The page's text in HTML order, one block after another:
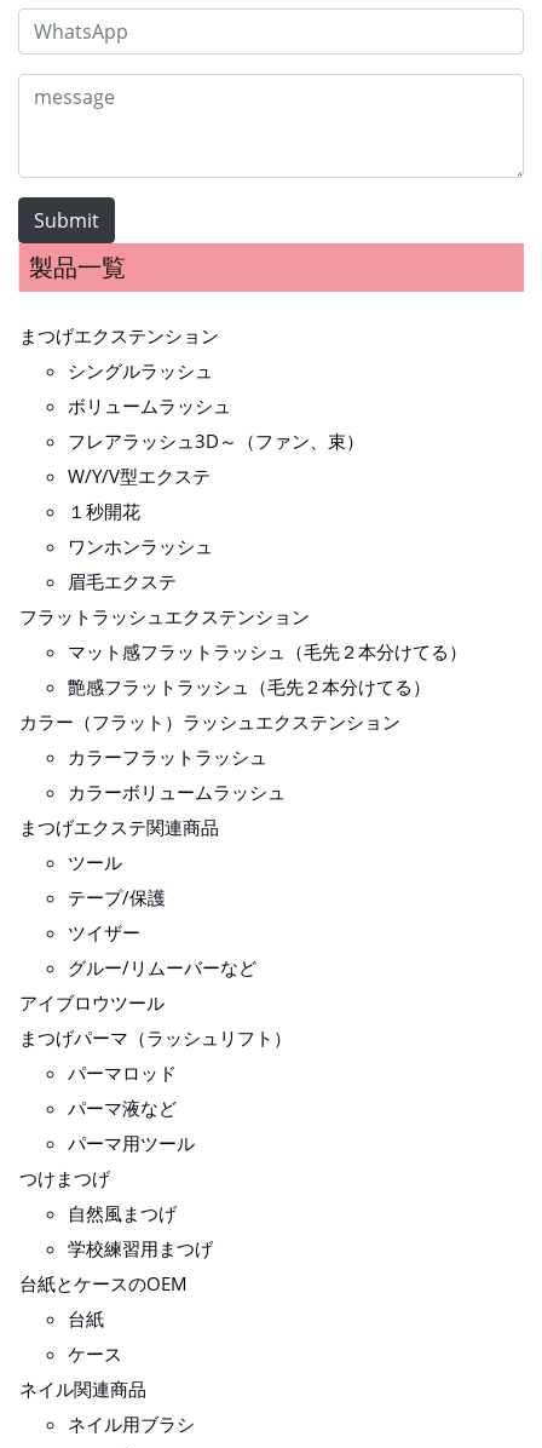
Submit
製品一覧
まつげエクステンション
シングルラッシュ
ボリュームラッシュ
フレアラッシュ3D～（ファン、束）
W/Y/V型エクステ
１秒開花
ワンホンラッシュ
眉毛エクステ
フラットラッシュエクステンション
マット感フラットラッシュ（毛先２本分けてる）
艶感フラットラッシュ（毛先２本分けてる）
カラー（フラット）ラッシュエクステンション
カラーフラットラッシュ
カラーボリュームラッシュ
まつげエクステ関連商品
ツール
テープ/保護
ツイザー
グルー/リムーバーなど
アイブロウツール
まつげパーマ（ラッシュリフト）
パーマロッド
パーマ液など
パーマ用ツール
つけまつげ
自然風まつげ
学校練習用まつげ
台紙とケースのOEM
台紙
ケース
ネイル関連商品
ネイル用ブラシ